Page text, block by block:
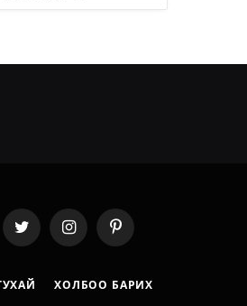
Twitter InstagramPinterest
ХОЛБОО БАРИХ